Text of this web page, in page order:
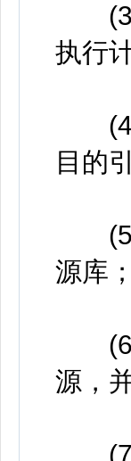
(3)
执行
(4)
目的
(5)
源库；
(6)
源，
(7)